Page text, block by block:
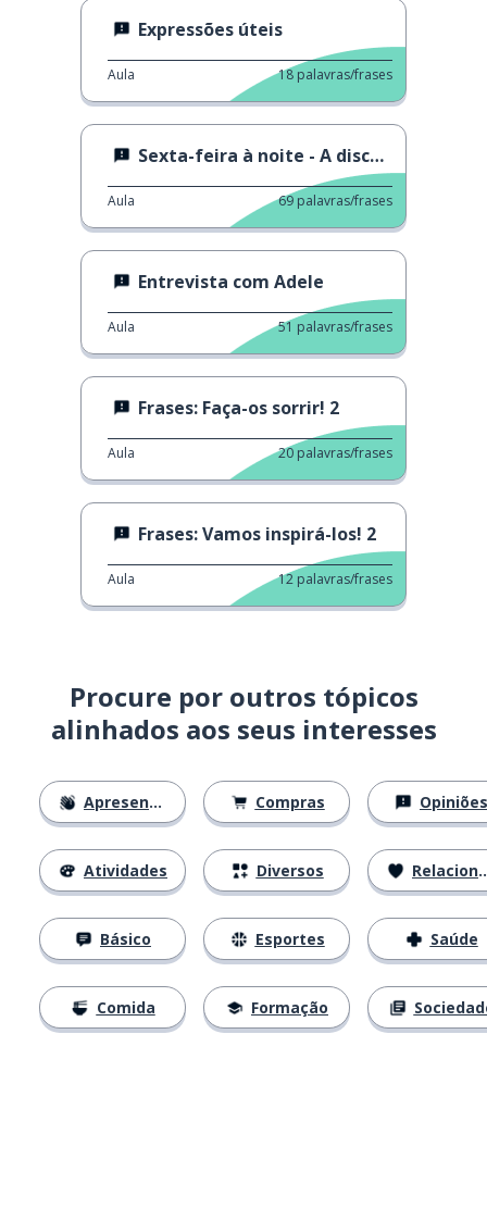
Expressões úteis
Aula 18 palavras/frases
Sexta-feira à noite - A discussão
Aula 69 palavras/frases
Entrevista com Adele
Aula 51 palavras/frases
Frases: Faça-os sorrir! 2
Aula 20 palavras/frases
Frases: Vamos inspirá-los! 2
Aula 12 palavras/frases
Procure por outros tópicos
alinhados aos seus interesses
Apresentações
Atividades
Básico
Comida
Compras
Diversos
Esportes
Formação
Opiniões
Relacionamentos
Saúde